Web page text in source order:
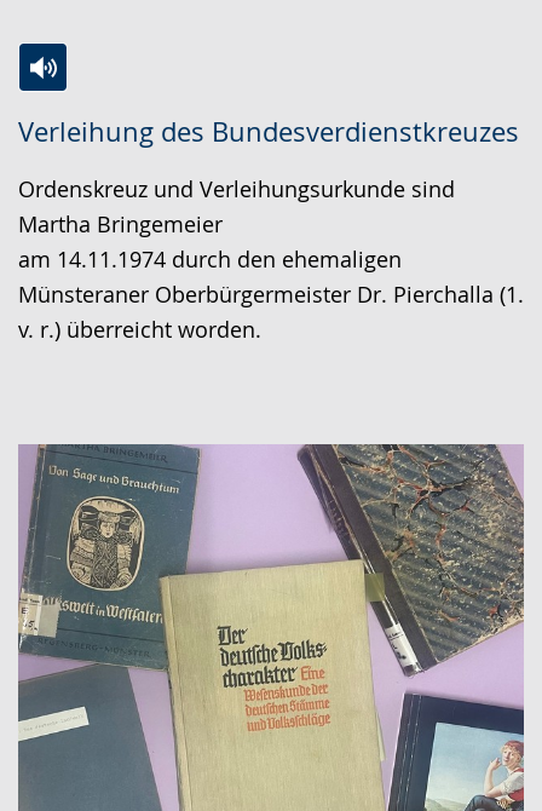
Verleihung des Bundesverdienstkreuzes
Leichten
Sprache
wechseln.
Audio-
Unterstützung.
Video
in
Deutscher
Gebärdensprache
wird
angezeigt.
Ordenskreuz und Verleihungsurkunde sind
Martha Bringemeier
am 14.11.1974 durch den ehemaligen
Münsteraner Oberbürgermeister Dr. Pierchalla (1.
v. r.) überreicht worden.